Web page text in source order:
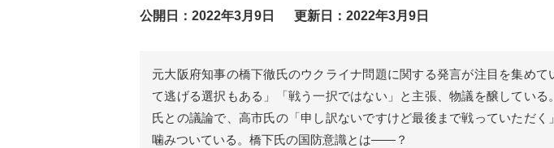
ル
オ
）
公開日：2022年3月9日 更新日：2022年3月9日
元大阪府知事の橋下徹氏のウクライナ問題に関する発言が注目を集めて
て逃げる選択もある」「戦う一択ではない」と主張、物議を醸している
氏との議論で、高市氏の「申し訳ないですけど最後まで戦っていただく
噛みついている。橋下氏の国防意識とは――？